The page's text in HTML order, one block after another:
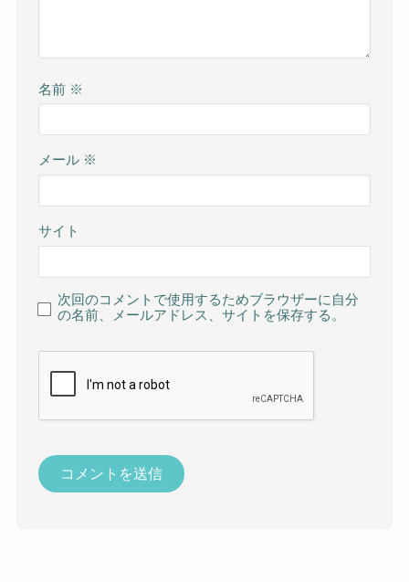
名前 ※
メール ※
サイト
次回のコメントで使用するためブラウザーに自分
の名前、メールアドレス、サイトを保存する。